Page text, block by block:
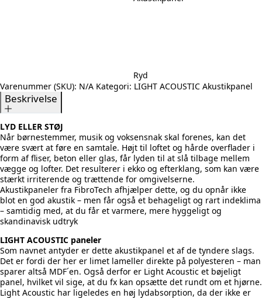
Ryd
Varenummer (SKU): N/A Kategori: LIGHT ACOUSTIC Akustikpanel
Beskrivelse
LYD ELLER STØJ
Når børnestemmer, musik og voksensnak skal forenes, kan det
være svært at føre en samtale. Højt til loftet og hårde overflader i
form af fliser, beton eller glas, får lyden til at slå tilbage mellem
vægge og lofter. Det resulterer i ekko og efterklang, som kan være
stærkt irriterende og trættende for omgivelserne.
Akustikpaneler fra FibroTech afhjælper dette, og du opnår ikke
blot en god akustik – men får også et behageligt og rart indeklima
– samtidig med, at du får et varmere, mere hyggeligt og
skandinavisk udtryk
LIGHT ACOUSTIC paneler
Som navnet antyder er dette akustikpanel et af de tyndere slags.
Det er fordi der her er limet lameller direkte på polyesteren – man
sparer altså MDF´en. Også derfor er Light Acoustic et bøjeligt
panel, hvilket vil sige, at du fx kan opsætte det rundt om et hjørne.
Light Acoustic har ligeledes en høj lydabsorption, da der ikke er